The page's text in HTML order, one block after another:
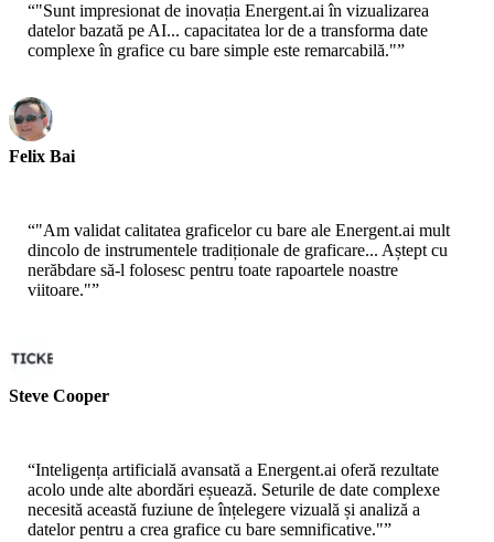
“"Sunt impresionat de inovația Energent.ai în vizualizarea
datelor bazată pe AI... capacitatea lor de a transforma date
complexe în grafice cu bare simple este remarcabilă."”
Felix Bai
“"Am validat calitatea graficelor cu bare ale Energent.ai mult
dincolo de instrumentele tradiționale de graficare... Aștept cu
nerăbdare să-l folosesc pentru toate rapoartele noastre
viitoare."”
Steve Cooper
“Inteligența artificială avansată a Energent.ai oferă rezultate
acolo unde alte abordări eșuează. Seturile de date complexe
necesită această fuziune de înțelegere vizuală și analiză a
datelor pentru a crea grafice cu bare semnificative."”